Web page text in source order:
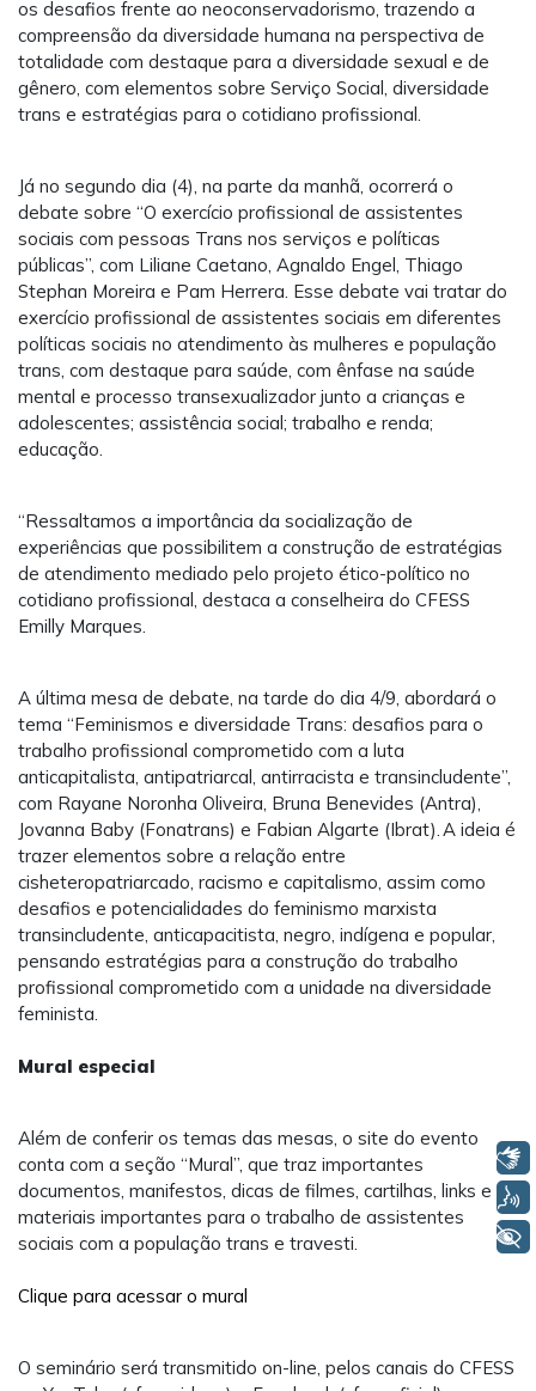
os desafios frente ao neoconservadorismo, trazendo a
compreensão da diversidade humana na perspectiva de
totalidade com destaque para a diversidade sexual e de
gênero, com elementos sobre Serviço Social, diversidade
trans e estratégias para o cotidiano profissional.
Já no segundo dia (4), na parte da manhã, ocorrerá o
debate sobre “O exercício profissional de assistentes
sociais com pessoas Trans nos serviços e políticas
públicas”, com Liliane Caetano, Agnaldo Engel, Thiago
Stephan Moreira e Pam Herrera. Esse debate vai tratar do
exercício profissional de assistentes sociais em diferentes
políticas sociais no atendimento às mulheres e população
trans, com destaque para saúde, com ênfase na saúde
mental e processo transexualizador junto a crianças e
adolescentes; assistência social; trabalho e renda;
educação.
“Ressaltamos a importância da socialização de
experiências que possibilitem a construção de estratégias
de atendimento mediado pelo projeto ético-político no
cotidiano profissional, destaca a conselheira do CFESS
Emilly Marques.
A última mesa de debate, na tarde do dia 4/9, abordará o
tema “Feminismos e diversidade Trans: desafios para o
trabalho profissional comprometido com a luta
anticapitalista, antipatriarcal, antirracista e transincludente”,
com Rayane Noronha Oliveira, Bruna Benevides (Antra),
Jovanna Baby (Fonatrans) e Fabian Algarte (Ibrat). A ideia é
trazer elementos sobre a relação entre
cisheteropatriarcado, racismo e capitalismo, assim como
desafios e potencialidades do feminismo marxista
transincludente, anticapacitista, negro, indígena e popular,
pensando estratégias para a construção do trabalho
profissional comprometido com a unidade na diversidade
feminista.
Mural especial
Além de conferir os temas das mesas, o site do evento
conta com a seção “Mural”, que traz importantes
documentos, manifestos, dicas de filmes, cartilhas, links e
materiais importantes para o trabalho de assistentes
sociais com a população trans e travesti.
Clique para acessar o mural
O seminário será transmitido on-line, pelos canais do CFESS
Libras
Voz
+ Acessibilidade